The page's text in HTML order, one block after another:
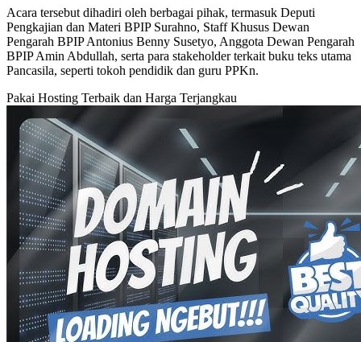
Acara tersebut dihadiri oleh berbagai pihak, termasuk Deputi
Pengkajian dan Materi BPIP Surahno, Staff Khusus Dewan
Pengarah BPIP Antonius Benny Susetyo, Anggota Dewan Pengarah
BPIP Amin Abdullah, serta para stakeholder terkait buku teks utama
Pancasila, seperti tokoh pendidik dan guru PPKn.
Pakai Hosting Terbaik dan Harga Terjangkau